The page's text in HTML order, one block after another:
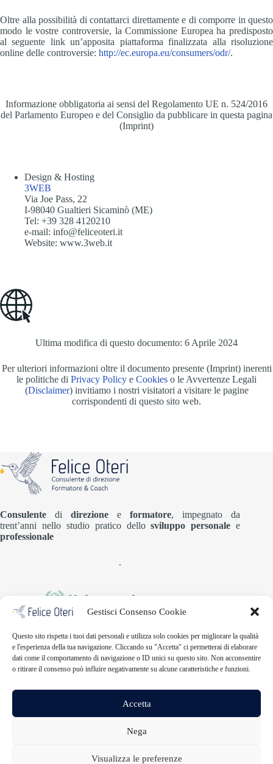
Gestisci Consenso Cookie
Questo sito rispetta i tuoi dati personali e utilizza solo cookies per migliorare la qualità
e l'esperienza della tua navigazione. Cliccando su "Accetta" ci permetterai di elaborare
dati come il comportamento di navigazione o ID unici su questo sito. Non acconsentire
o ritirare il consenso può influire negativamente su alcune caratteristiche e funzioni.
Accetta
Nega
Visualizza le preferenze
Oltre alla possibilità di contattarci direttamente e di comporre in questo
modo le vostre controversie, la Commissione Europea ha predisposto
al seguente link un’apposita piattaforma finalizzata alla risoluzione
online delle controversie: http://ec.europa.eu/consumers/odr/.
Informazione obbligatoria ai sensi del Regolamento UE n. 524/2016
del Parlamento Europeo e del Consiglio da pubblicare in questa pagina
(Imprint)
Design & Hosting
3WEB
Via Joe Pass, 22
I-98040 Gualtieri Sicaminò (ME)
Tel: +39 328 4120210
e-mail: info@feliceoteri.it
Website: www.3web.it
Ultima modifica di questo documento: 6 Aprile 2024
Per ulteriori informazioni oltre il documento presente (Imprint) inerenti
le politiche di Privacy Policy e Cookies o le Avvertenze Legali
(Disclaimer) invitiamo i nostri visitatori a visitare le pagine
corrispondenti di questo sito web.
Consulente didirezione eformatore, impegnato da
trent’anni nello studio pratico dellosviluppo personale e
professionale
.
Infopoint Milazzo
Università degli studi Guglielmo Marconi
Via Cap. Massimo Scala, 5
98057 Milazzo (ME)
milazzo@unimarconipoint.it
Cookies